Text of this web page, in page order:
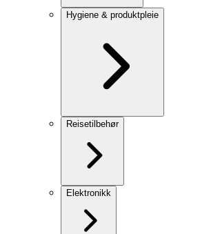
Hygiene & produktpleie
Reisetilbehør
Elektronikk